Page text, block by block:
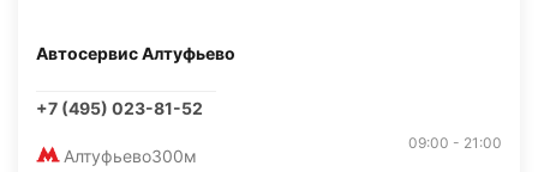
Автосервис Алтуфьево
+7 (495) 023-81-52
Алтуфьево300м
09:00 - 21:00